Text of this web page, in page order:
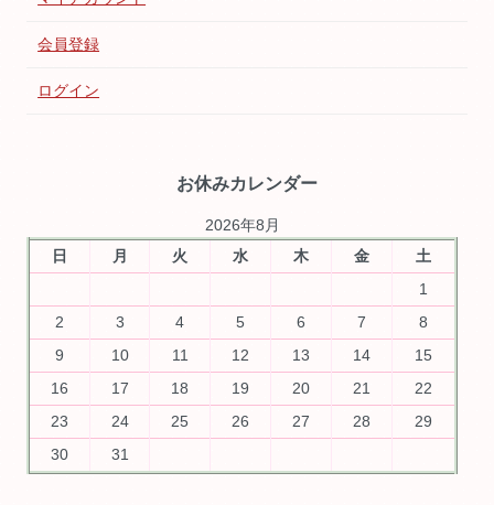
会員登録
ログイン
お休みカレンダー
2026年8月
日
月 火 水 木 金
土
1
2
3 4 5 6 7
8
9
10 11 12 13 14
15
16
17 18 19 20 21
22
23
24 25 26 27 28
29
30
31